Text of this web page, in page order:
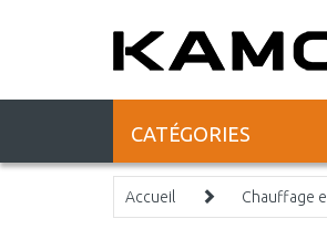
CATÉGORIES
Accueil Chauffage